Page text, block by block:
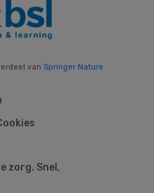
van Springer Nature
zorg. Snel,